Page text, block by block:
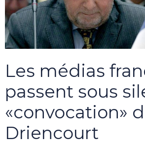
Les médias
passent sous
«convocation»
Driencourt